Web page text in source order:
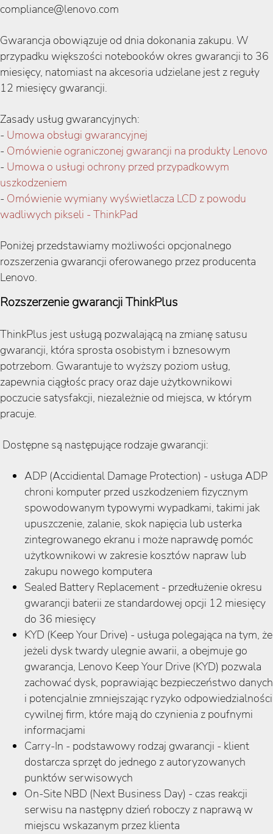
compliance@lenovo.com
Gwarancja obowiązuje od dnia dokonania zakupu. W
przypadku większości notebooków okres gwarancji to 36
miesięcy, natomiast na akcesoria udzielane jest z reguły
12 miesięcy gwarancji.
Zasady usług gwarancyjnych:
- Umowa obsługi gwarancyjnej
- Omówienie ograniczonej gwarancji na produkty Lenovo
- Umowa o usługi ochrony przed przypadkowym
uszkodzeniem
- Omówienie wymiany wyświetlacza LCD z powodu
wadliwych pikseli - ThinkPad
Poniżej przedstawiamy możliwości opcjonalnego
rozszerzenia gwarancji oferowanego przez producenta
Lenovo.
Rozszerzenie gwarancji ThinkPlus
ThinkPlus jest usługą pozwalającą na zmianę satusu
gwarancji, która sprosta osobistym i bznesowym
potrzebom. Gwarantuje to wyższy poziom usług,
zapewnia ciągłośc pracy oraz daje użytkownikowi
poczucie satysfakcji, niezależnie od miejsca, w którym
pracuje.
Dostępne są następujące rodzaje gwarancji:
ADP (Accidiental Damage Protection) - usługa ADP
chroni komputer przed uszkodzeniem fizycznym
spowodowanym typowymi wypadkami, takimi jak
upuszczenie, zalanie, skok napięcia lub usterka
zintegrowanego ekranu i może naprawdę pomóc
użytkownikowi w zakresie kosztów napraw lub
zakupu nowego komputera
Sealed Battery Replacement - przedłużenie okresu
gwarancji baterii ze standardowej opcji 12 miesięcy
do 36 miesięcy
KYD (Keep Your Drive) - usługa polegająca na tym, że
jeżeli dysk twardy ulegnie awarii, a obejmuje go
gwarancja, Lenovo Keep Your Drive (KYD) pozwala
zachować dysk, poprawiając bezpieczeństwo danych
i potencjalnie zmniejszając ryzyko odpowiedzialności
cywilnej firm, które mają do czynienia z poufnymi
informacjami
Carry-In - podstawowy rodzaj gwarancji - klient
dostarcza sprzęt do jednego z autoryzowanych
punktów serwisowych
On-Site NBD (Next Business Day) - czas reakcji
serwisu na następny dzień roboczy z naprawą w
miejscu wskazanym przez klienta